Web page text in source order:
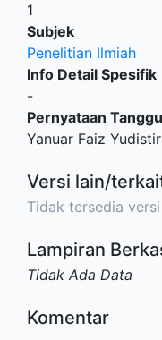
1
Subjek
Penelitian Ilmiah
Info Detail Spesifik
-
Pernyataan
Yanuar Faiz
Versi lain/
Tidak tersedia
Lampiran
Tidak Ada Data
Komentar